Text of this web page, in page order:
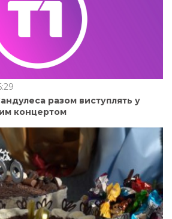
разом виступлять у
концертом